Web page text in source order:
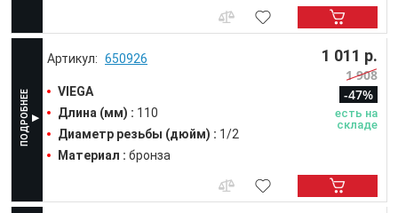
650926
VIEGA
Длина (мм) : 110
Диаметр резьбы (дюйм) : 1/2
Материал : бронза
1 011 р.
1 908
-47%
есть на
складе